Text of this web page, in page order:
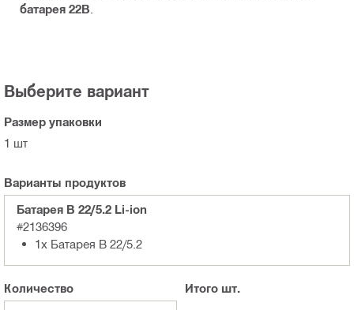
батарея 22В
Выберите вариант
Размер упаковки
1 шт
Варианты продуктов
Батарея B 22/5.2 Li-ion
#2136396
1x Батарея B 22/5.2
Количество Итого шт.